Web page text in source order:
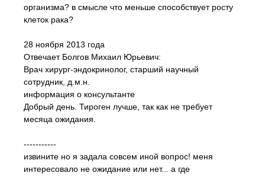
организма? в смысле что меньше способствует росту
клеток рака?
28 ноября 2013 года
Отвечает Болгов Михаил Юрьевич:
Врач хирург-эндокринолог, старший научный
сотрудник, д.м.н.
информация о консультанте
Добрый день. Тироген лучше, так как не требует
месяца ожидания.
-----------
извините но я задала совсем иной вопрос! меня
интересовало не ожидание или нет... а где